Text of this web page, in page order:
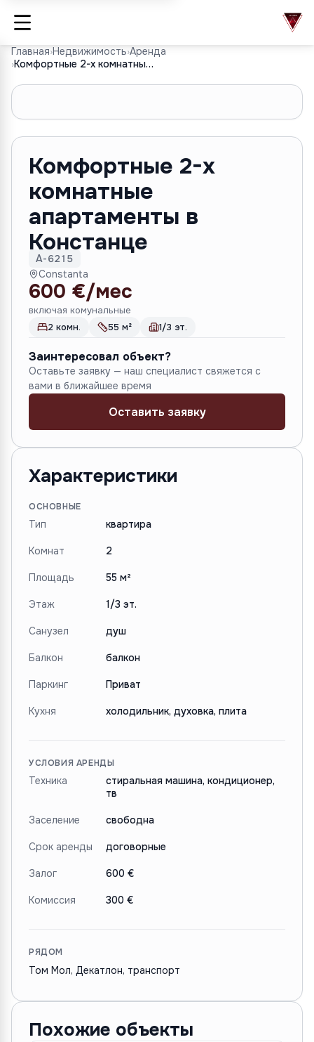
Главная›Недвижимость›Аренда
›
Комфортные 2-х комнатные апартаменты в Констанце
1/7
Комфортные 2-х
комнатные
апартаменты в
Констанце
A-6215
Constanta
600 €/мес
включая комунальные
2 комн.
55 м² 1/3 эт.
Заинтересовал объект?
Оставьте заявку — наш специалист свяжется с
вами в ближайшее время
Оставить заявку
Характеристики
ОСНОВНЫЕ
Тип квартира
Комнат 2
Площадь 55 м²
Этаж 1/3 эт.
Санузел душ
Балкон балкон
Паркинг Приват
Кухня холодильник, духовка, плита
УСЛОВИЯ АРЕНДЫ
Техника
стиральная машина, кондиционер,
тв
Заселение свободна
Срок аренды договорные
Залог 600 €
Комиссия 300 €
РЯДОМ
Том Мол, Декатлон, транспорт
Похожие объекты